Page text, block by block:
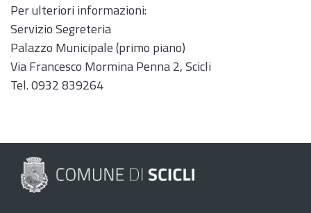
Per ulteriori informazioni:
Servizio Segreteria
Palazzo Municipale (primo piano)
Via Francesco Mormina Penna 2, Scicli
Tel. 0932 839264